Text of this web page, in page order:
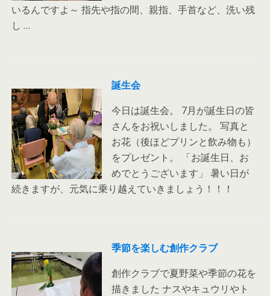
いるんですよ～ 指先や指の間、親指、手首など、洗い残
し …
誕生会
今日は誕生会。 7月が誕生日の皆
さんをお祝いしました。 写真と
お花（後ほどプリンと飲み物も）
をプレゼント。 「お誕生日、お
めでとうございます」 暑い日が
続きますが、元気に乗り越えていきましょう！！！
季節を楽しむ創作クラブ
創作クラブで夏野菜や季節の花を
描きました ナスやキュウリやト